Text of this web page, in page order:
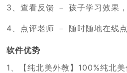
3、查看反馈 － 孩子学习效果
4、点评老师 － 随时随地在线点
软件优势
1、【纯北美外教】100%纯北